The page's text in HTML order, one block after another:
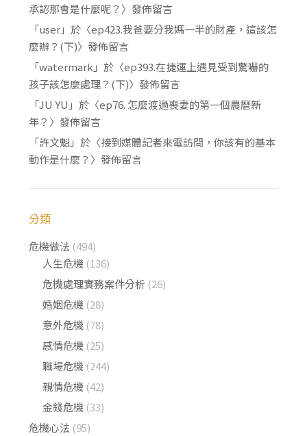
承認那會是什麼呢？ 〉發佈留言
「user」於〈ep423.我爸要分我媽一半的財產，這該怎
麼辦？(下)〉發佈留言
「watermark」於〈ep393.在捷運上遇見受到驚嚇的
孩子該怎麼處理？(下)〉發佈留言
「JU YU 」於〈ep76. 怎麼渡過喪妻的第一個農曆新
年？ 〉發佈留言
「許文魁」於〈接到媒體記者來電訪問，你該有的基本
動作是什麼？ 〉發佈留言
分類
危機做法 (494)
人生危機 (136)
危機處理實務案件分析 (26)
婚姻危機 (28)
意外危機 (78)
感情危機 (25)
職場危機 (244)
親情危機 (42)
金錢危機 (33)
危機心法 (95)